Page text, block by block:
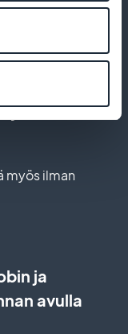
ei ole
myös ilman
ja
avulla